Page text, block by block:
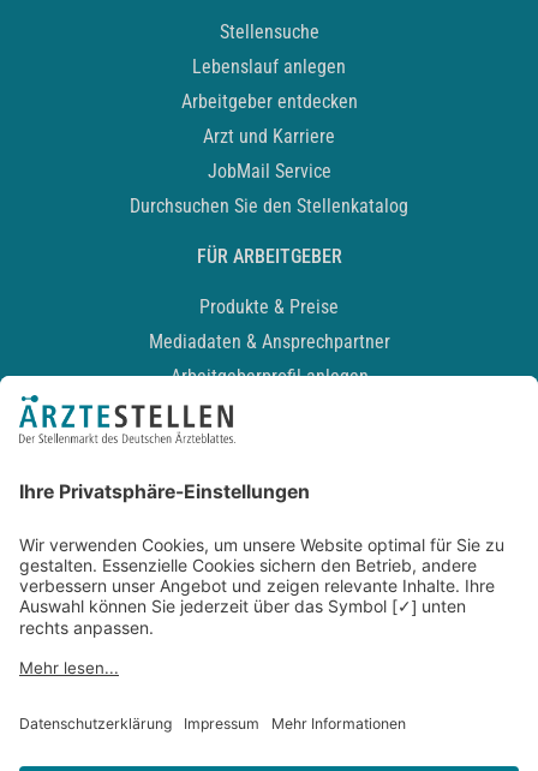
Stellensuche
Lebenslauf anlegen
Arbeitgeber entdecken
Arzt und Karriere
JobMail Service
Durchsuchen Sie den Stellenkatalog
FÜR ARBEITGEBER
Produkte & Preise
Mediadaten & Ansprechpartner
Arbeitgeberprofil anlegen
Recruiting-Podcast
Kontakt
Datenschutz
Newsletter